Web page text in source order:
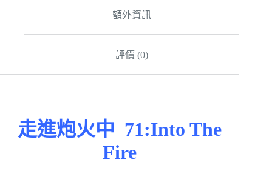
額外資訊
評價 (0)
走進炮火中 71:Into The
Fire